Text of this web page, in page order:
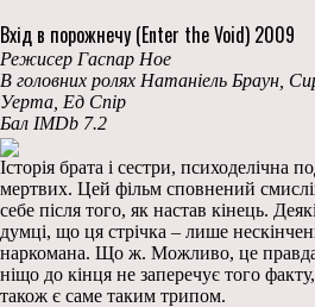
Вхід в порожнечу (Enter the Void) 2009
Режисер Гаспар Ное
В головних ролях Натаніель Браун,
Уерта, Ед Спір
Бал IMDb 7.2
Історія брата і сестри, психоделічна
мертвих. Цей фільм сповнений
себе після того, як настав кінець.
думці, що ця стрічка – лише
наркомана. Що ж. Можливо, це
ніщо до кінця не заперечує того
також є саме таким трипом.